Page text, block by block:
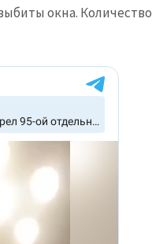
окна. Количество